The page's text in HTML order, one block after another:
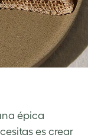
épica
es crear